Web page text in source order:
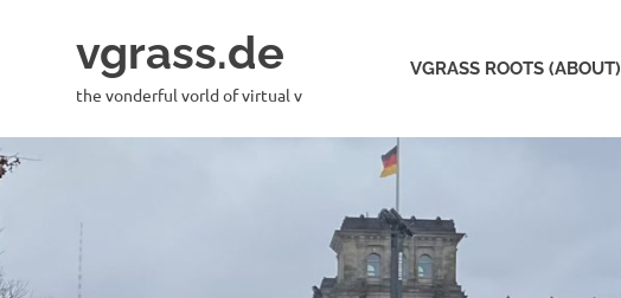
vgrass.de
the vonderful vorld of virtual v
VGRASS ROOTS (ABOUT)